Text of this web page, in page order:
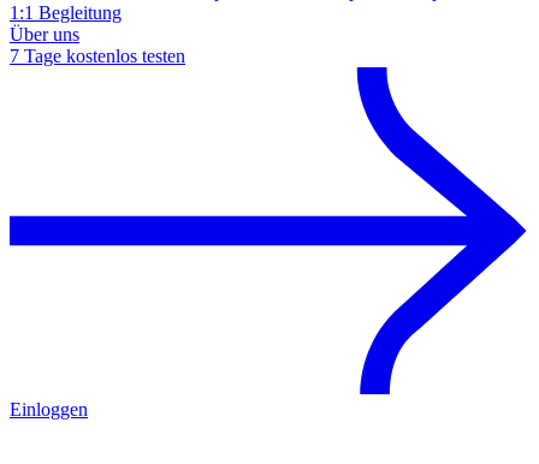
1:1 Begleitung
Über uns
7 Tage kostenlos testen
Einloggen